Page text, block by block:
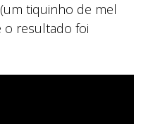
tiquinho de mel
o resultado foi